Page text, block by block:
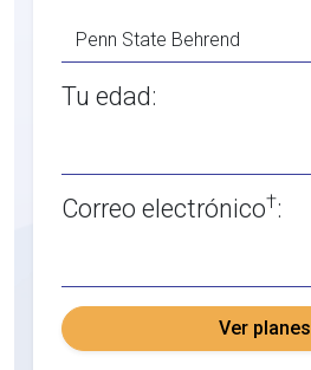
Tu edad:
Correo electrónico†:
Ver planes